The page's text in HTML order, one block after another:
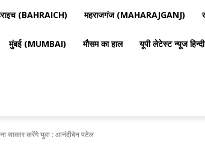
(BAHRAICH) महराजगंज (MAHARAJGANJ)
मुंबई (MUMBAI) मौसम का हाल यूपी लेटेस्ट न्यूज
साकार करेंगे युवा : आनंदीबेन पटेल